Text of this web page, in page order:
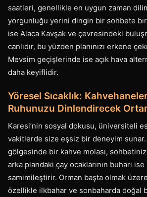
saatleri, genellikle en uygun zaman
yorgunluğu yerini dingin bir sohbete
ise Alaca Kavşak ve çevresindeki
canlıdır, bu yüzden planınızı erkene
Mevsim geçişlerinde ise açık hava
daha keyiflidir.
Yöresel Sıcaklık:
Ruhunuzu Dinlendirecek
Karesi’nin sosyal dokusu, üniversiteli
vakitlerde size eşsiz bir deneyim sunar.
gölgesinde bir kahve molası,
arka plandaki çay ocaklarının buharı ise
samimileştirir. Orman başta olmak
özellikle ilkbahar ve sonbaharda doğal